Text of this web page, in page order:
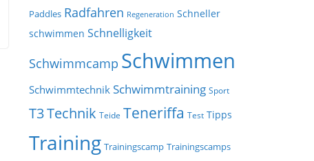
Paddles Radfahren Regeneration Schneller
schwimmen Schnelligkeit
Schwimmcamp Schwimmen
Schwimmtechnik Schwimmtraining Sport
T3Technik Teide Teneriffa Test Tipps
Training Trainingscamp Trainingscamps